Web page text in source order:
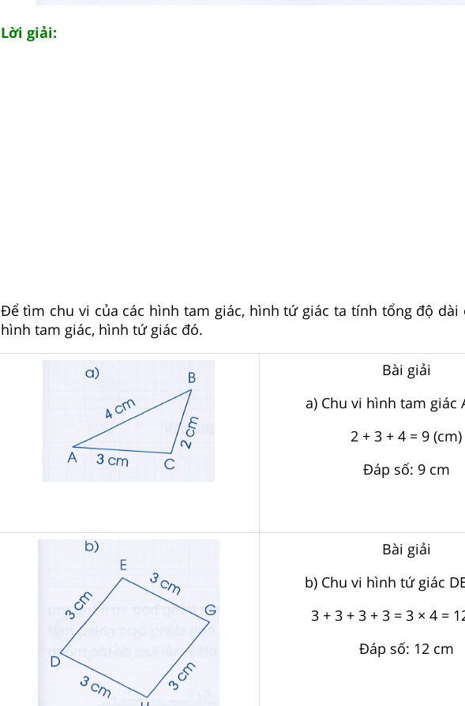
Lời giải:
Để tìm chu vi của các hình tam giác, hình tứ giác ta tính tổng độ dài
hình tam giác, hình tứ giác đó.
Bài giải
a) Chu vi hình tam giác
2 + 3 + 4 = 9 (cm)
Đáp số: 9 cm
Bài giải
b) Chu vi hình tứ giác
3 + 3 + 3 + 3 = 3 × 4 =
Đáp số: 12 cm